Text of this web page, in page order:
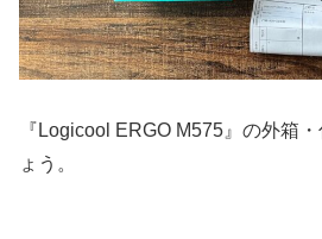
『Logicool ERGO M575』の外箱
ょう。